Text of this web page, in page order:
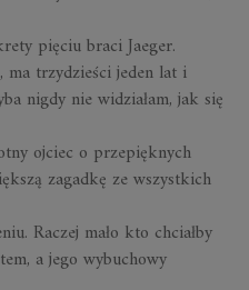
pięciu braci Jaeger.
ma trzydzieści jeden lat i
nigdy nie widziałam, jak się
ojciec o przepięknych
zagadkę ze wszystkich
Raczej mało kto chciałby
a jego wybuchowy